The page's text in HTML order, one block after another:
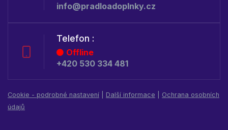
info@pradloadoplnky.cz
Telefon :
Offline
+420 530 334 481
Cookie - podrobné nastavení Další informace
Ochrana osobních
údajů